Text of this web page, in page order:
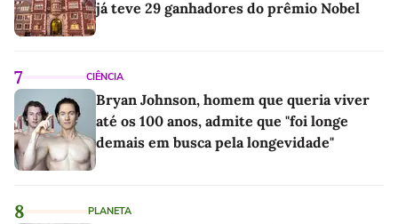
já teve 29 ganhadores do prêmio Nobel
7 CIÊNCIA
Bryan Johnson, homem que queria viver
até os 100 anos, admite que "foi longe
demais em busca pela longevidade"
8 PLANETA